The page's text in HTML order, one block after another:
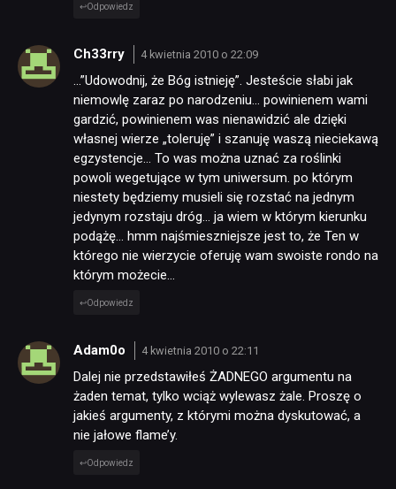
Odpowiedz
Ch33rry 4 kwietnia 2010 o 22:09
…”Udowodnij, że Bóg istnieję”. Jesteście słabi jak
niemowlę zaraz po narodzeniu… powinienem wami
gardzić, powinienem was nienawidzić ale dzięki
własnej wierze „toleruję” i szanuję waszą nieciekawą
egzystencje… To was można uznać za roślinki
powoli wegetujące w tym uniwersum. po którym
niestety będziemy musieli się rozstać na jednym
jedynym rozstaju dróg… ja wiem w którym kierunku
podążę… hmm najśmieszniejsze jest to, że Ten w
którego nie wierzycie oferuję wam swoiste rondo na
którym możecie…
Odpowiedz
Adam0o 4 kwietnia 2010 o 22:11
Dalej nie przedstawiłeś ŻADNEGO argumentu na
żaden temat, tylko wciąż wylewasz żale. Proszę o
jakieś argumenty, z którymi można dyskutować, a
nie jałowe flame’y.
Odpowiedz